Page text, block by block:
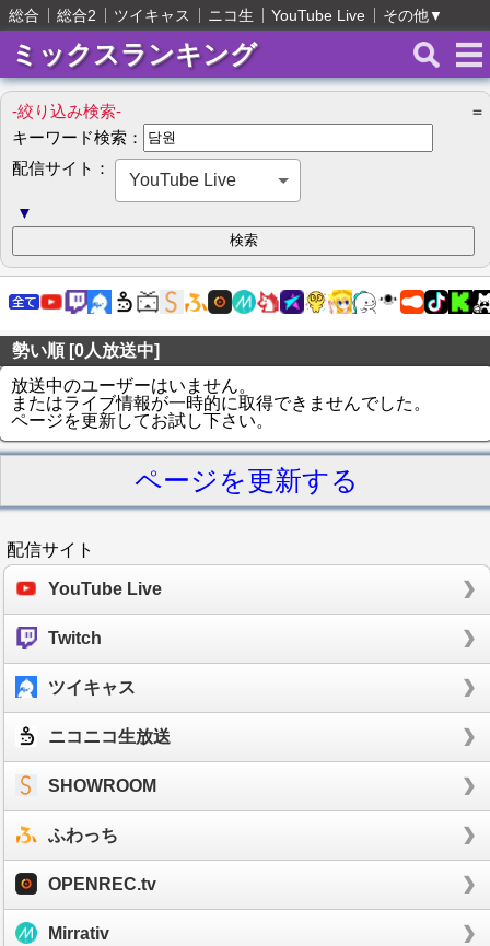
総合 総合2 ツイキャス ニコ生 YouTube Live その他▼
ミックスランキング
-絞り込み検索-
＝
キーワード検索：
配信サイト：
YouTube Live
▼
勢い順 [0人放送中]
放送中のユーザーはいません。
またはライブ情報が一時的に取得できませんでした。
ページを更新してお試し下さい。
ページを更新する
配信サイト
YouTube Live
Twitch
ツイキャス
ニコニコ生放送
SHOWROOM
ふわっち
OPENREC.tv
Mirrativ